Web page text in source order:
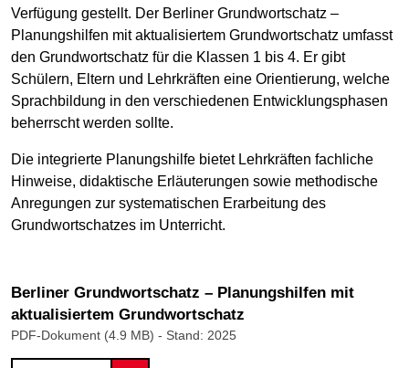
Verfügung gestellt. Der Berliner Grundwortschatz –
Planungshilfen mit aktualisiertem Grundwortschatz umfasst
den Grundwortschatz für die Klassen 1 bis 4. Er gibt
Schülern, Eltern und Lehrkräften eine Orientierung, welche
Sprachbildung in den verschiedenen Entwicklungsphasen
beherrscht werden sollte.
Die integrierte Planungshilfe bietet Lehrkräften fachliche
Hinweise, didaktische Erläuterungen sowie methodische
Anregungen zur systematischen Erarbeitung des
Grundwortschatzes im Unterricht.
Berliner Grundwortschatz – Planungshilfen mit
aktualisiertem Grundwortschatz
PDF-Dokument (4.9 MB) - Stand: 2025